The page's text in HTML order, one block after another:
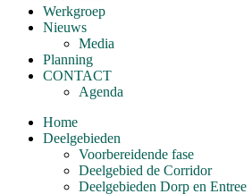
Werkgroep
Nieuws
Media
Planning
CONTACT
Agenda
Home
Deelgebieden
Voorbereidende fase
Deelgebied de Corridor
Deelgebieden Dorp en Entree